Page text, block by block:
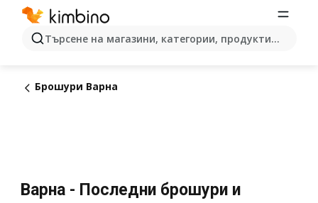
Търсене на магазини, категории, продукти...
Брошури Варна
Варна - Последни брошури и